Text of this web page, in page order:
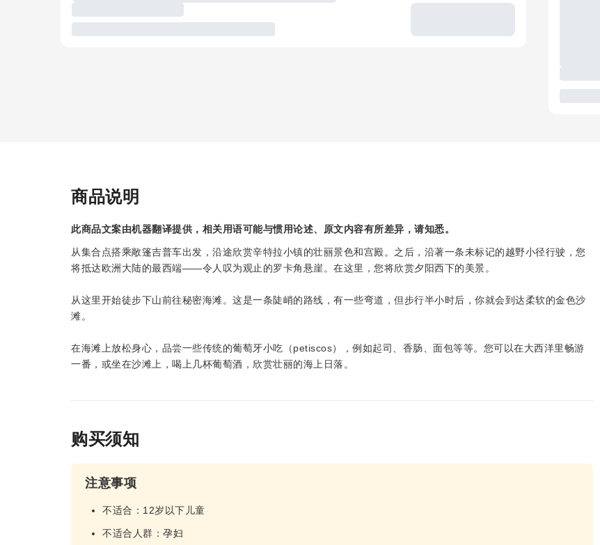
商品说明
此商品文案由机器翻译提供，相关用语可能与惯用论述、原文内容有所差异，请知悉。
从集合点搭乘敞篷吉普车出发，沿途欣赏辛特拉小镇的壮丽景色和宫殿。之后，沿著一条未标记的越野小径行驶，您
将抵达欧洲大陆的最西端——令人叹为观止的罗卡角悬崖。在这里，您将欣赏夕阳西下的美景。
从这里开始徒步下山前往秘密海滩。这是一条陡峭的路线，有一些弯道，但步行半小时后，你就会到达柔软的金色沙
滩。
在海滩上放松身心，品尝一些传统的葡萄牙小吃（petiscos），例如起司、香肠、面包等等。您可以在大西洋里畅游
一番，或坐在沙滩上，喝上几杯葡萄酒，欣赏壮丽的海上日落。
购买须知
注意事项
不适合：12岁以下儿童
不适合人群：孕妇